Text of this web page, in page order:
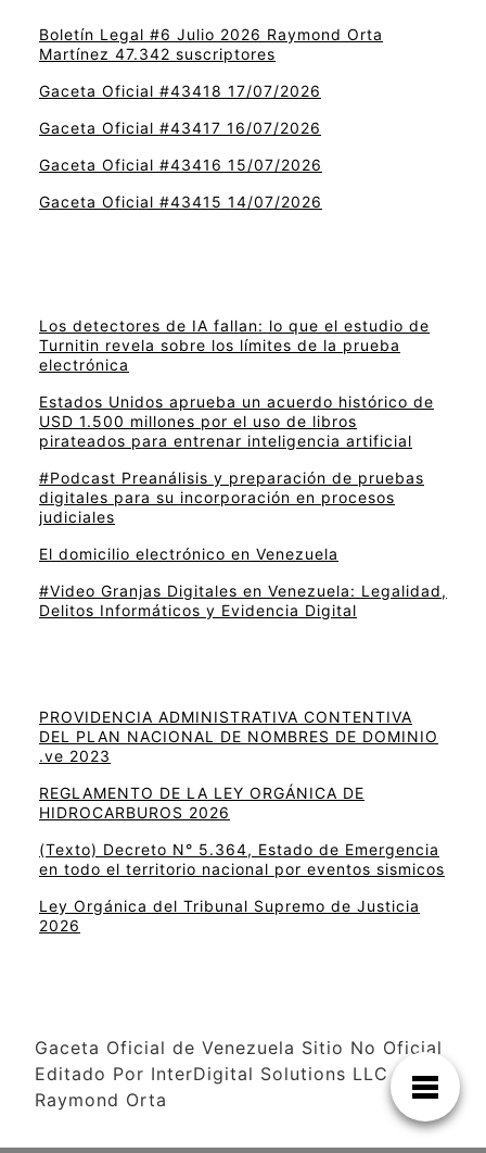
Boletín Legal #6 Julio 2026 Raymond Orta
Martínez 47.342 suscriptores
Gaceta Oficial #43418 17/07/2026
Gaceta Oficial #43417 16/07/2026
Gaceta Oficial #43416 15/07/2026
Gaceta Oficial #43415 14/07/2026
Los detectores de IA fallan: lo que el estudio de
Turnitin revela sobre los límites de la prueba
electrónica
Estados Unidos aprueba un acuerdo histórico de
USD 1.500 millones por el uso de libros
pirateados para entrenar inteligencia artificial
#Podcast Preanálisis y preparación de pruebas
digitales para su incorporación en procesos
judiciales
El domicilio electrónico en Venezuela
#Video Granjas Digitales en Venezuela: Legalidad,
Delitos Informáticos y Evidencia Digital
PROVIDENCIA ADMINISTRATIVA CONTENTIVA
DEL PLAN NACIONAL DE NOMBRES DE DOMINIO
.ve 2023
REGLAMENTO DE LA LEY ORGÁNICA DE
HIDROCARBUROS 2026
(Texto) Decreto N° 5.364, Estado de Emergencia
en todo el territorio nacional por eventos sismicos
Ley Orgánica del Tribunal Supremo de Justicia
2026
Gaceta Oficial de Venezuela Sitio No Oficial
Editado Por InterDigital Solutions LLC –
Raymond Orta